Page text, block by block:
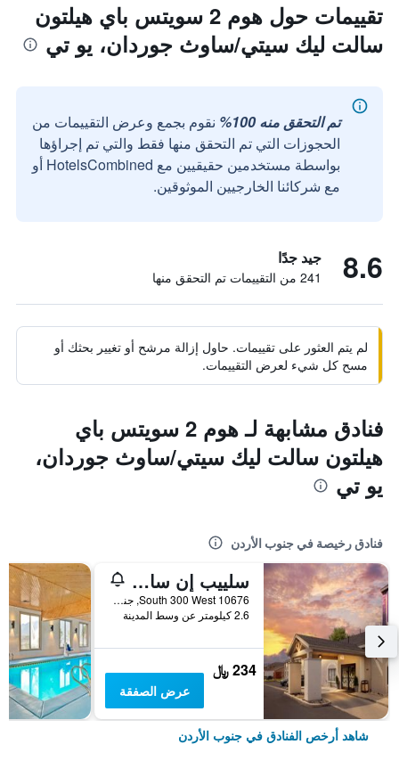
تقييمات حول هوم 2 سويتس باي هيلتون
سالت ليك سيتي/ساوث جوردان، يو تي
تم التحقق منه 100%
نقوم بجمع وعرض التقييمات من
الحجوزات التي تم التحقق منها فقط والتي تم إجراؤها
بواسطة مستخدمين حقيقيين مع HotelsCombined أو
مع شركائنا الخارجيين الموثوقين.
8.6 جيد جدًا
241 من التقييمات تم التحقق منها
لم يتم العثور على تقييمات. حاول إزالة مرشح أو تغيير بحثك أو
مسح كل شيء لعرض التقييمات.
فنادق مشابهة لـ هوم 2 سويتس باي
هيلتون سالت ليك سيتي/ساوث جوردان،
يو تي
فنادق رخيصة في جنوب الأردن
سلييب إن ساوث جوردان - ساندي
10676 South 300 West, جنوب الأردن, UT, الولايات المتحدة الأميريكية
2.6 كيلومتر عن وسط المدينة
234 ﷼
عرض الصفقة
شاهد أرخص الفنادق في جنوب الأردن